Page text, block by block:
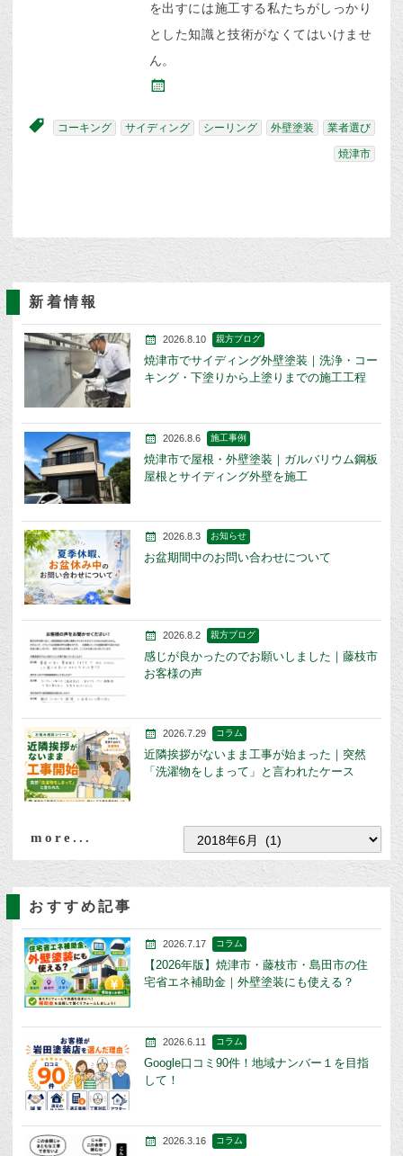
を出すには施工する私たちがしっかり
とした知識と技術がなくてはいけませ
ん。
コーキング サイディング シーリング 外壁塗装 業者選び
焼津市
新着情報
2026.8.10 親方ブログ
焼津市でサイディング外壁塗装｜洗浄・コー
キング・下塗りから上塗りまでの施工工程
2026.8.6 施工事例
焼津市で屋根・外壁塗装｜ガルバリウム鋼板
屋根とサイディング外壁を施工
2026.8.3 お知らせ
お盆期間中のお問い合わせについて
2026.8.2 親方ブログ
感じが良かったのでお願いしました｜藤枝市
お客様の声
2026.7.29 コラム
近隣挨拶がないまま工事が始まった｜突然
「洗濯物をしまって」と言われたケース
more...
おすすめ記事
2026.7.17 コラム
【2026年版】焼津市・藤枝市・島田市の住
宅省エネ補助金｜外壁塗装にも使える？
2026.6.11 コラム
Google口コミ90件！地域ナンバー１を目指
して！
2026.3.16 コラム